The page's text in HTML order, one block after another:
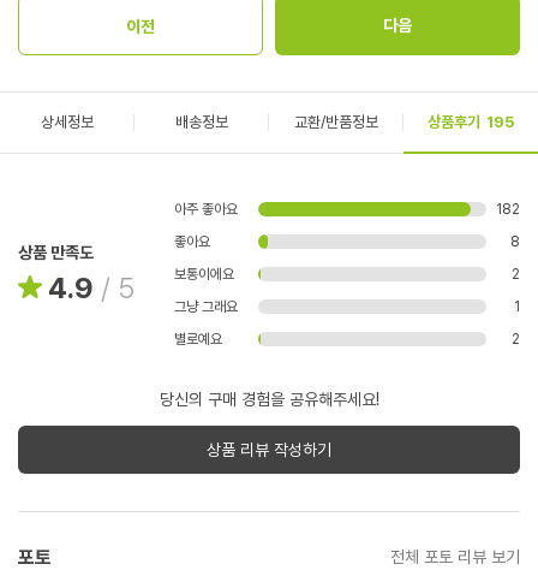
상세정보 배송정보 교환/반품정보 상품후기 195
상품 만족도
4.9 / 5
아주 좋아요
182
좋아요
8
보통이에요
2
그냥 그래요
1
별로예요
2
당신의 구매 경험을 공유해주세요!
상품 리뷰 작성하기
포토 전체 포토 리뷰 보기